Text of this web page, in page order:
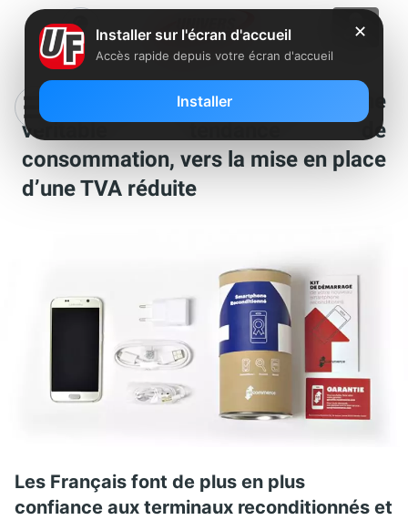
Smartphones reconditionnés : une
véritable tendance de
consommation, vers la mise en place
d’une TVA réduite
Les Français font de plus en plus
confiance aux terminaux reconditionnés et
✕
Installer sur l'écran d'accueil
Accès rapide depuis votre écran d'accueil
Installer